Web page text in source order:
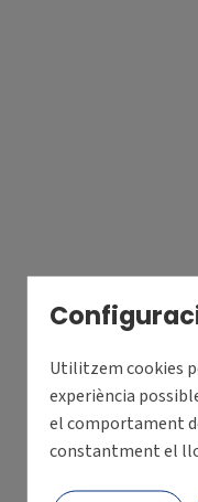
Utilitzem cookies
experiència
el comportament
constantment el